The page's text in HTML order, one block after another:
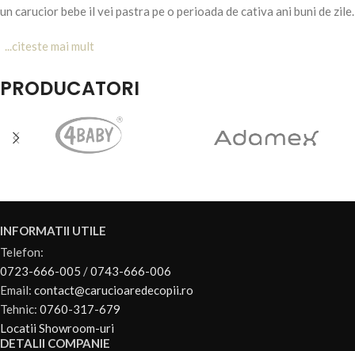
un carucior bebe il vei pastra pe o perioada de cativa ani buni de zile.
PRODUCATORI
INFORMATII UTILE
Telefon:
0723-666-005 /0743-666-006
Email: contact@carucioaredecopii.ro
Tehnic: 0760-317-679
Locatii Showroom-uri
DETALII COMPANIE